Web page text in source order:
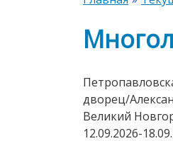
дворец/
Великий
12.09.2026-